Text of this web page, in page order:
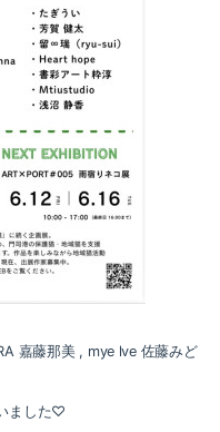
嘉藤那美 , mye lve 佐藤みど
ました♡